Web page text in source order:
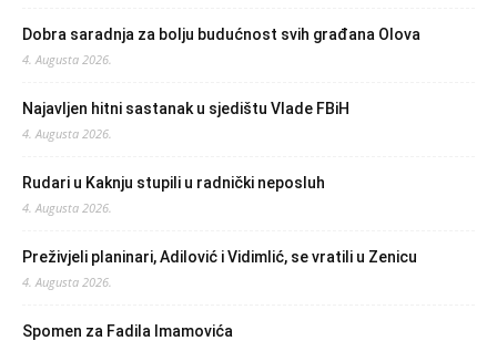
Dobra saradnja za bolju budućnost svih građana Olova
4. Augusta 2026.
Najavljen hitni sastanak u sjedištu Vlade FBiH
4. Augusta 2026.
Rudari u Kaknju stupili u radnički neposluh
4. Augusta 2026.
Preživjeli planinari, Adilović i Vidimlić, se vratili u Zenicu
4. Augusta 2026.
Spomen za Fadila Imamovića